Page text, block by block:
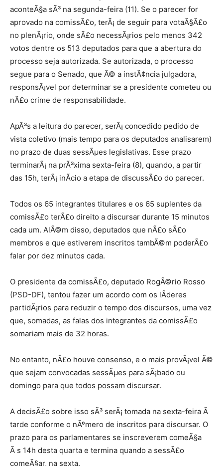
aconteÃ§a sÃ³ na segunda-feira (11). Se o parecer for
aprovado na comissÃ£o, terÃ¡ de seguir para votaÃ§Ã£o
no plenÃ¡rio, onde sÃ£o necessÃ¡rios pelo menos 342
votos dentre os 513 deputados para que a abertura do
processo seja autorizada. Se autorizada, o processo
segue para o Senado, que Ã© a instÃ¢ncia julgadora,
responsÃ¡vel por determinar se a presidente cometeu ou
nÃ£o crime de responsabilidade.
ApÃ³s a leitura do parecer, serÃ¡ concedido pedido de
vista coletivo (mais tempo para os deputados analisarem)
no prazo de duas sessÃµes legislativas. Esse prazo
terminarÃ¡ na prÃ³xima sexta-feira (8), quando, a partir
das 15h, terÃ¡ inÃ­cio a etapa de discussÃ£o do parecer.
Todos os 65 integrantes titulares e os 65 suplentes da
comissÃ£o terÃ£o direito a discursar durante 15 minutos
cada um. AlÃ©m disso, deputados que nÃ£o sÃ£o
membros e que estiverem inscritos tambÃ©m poderÃ£o
falar por dez minutos cada.
O presidente da comissÃ£o, deputado RogÃ©rio Rosso
(PSD-DF), tentou fazer um acordo com os lÃ­deres
partidÃ¡rios para reduzir o tempo dos discursos, uma vez
que, somadas, as falas dos integrantes da comissÃ£o
somariam mais de 32 horas.
No entanto, nÃ£o houve consenso, e o mais provÃ¡vel Ã©
que sejam convocadas sessÃµes para sÃ¡bado ou
domingo para que todos possam discursar.
A decisÃ£o sobre isso sÃ³ serÃ¡ tomada na sexta-feira Ã
tarde conforme o nÃºmero de inscritos para discursar. O
prazo para os parlamentares se inscreverem comeÃ§a
Ã s 14h desta quarta e termina quando a sessÃ£o
comeÃ§ar, na sexta.